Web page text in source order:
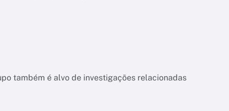
também é alvo de investigações relacionadas